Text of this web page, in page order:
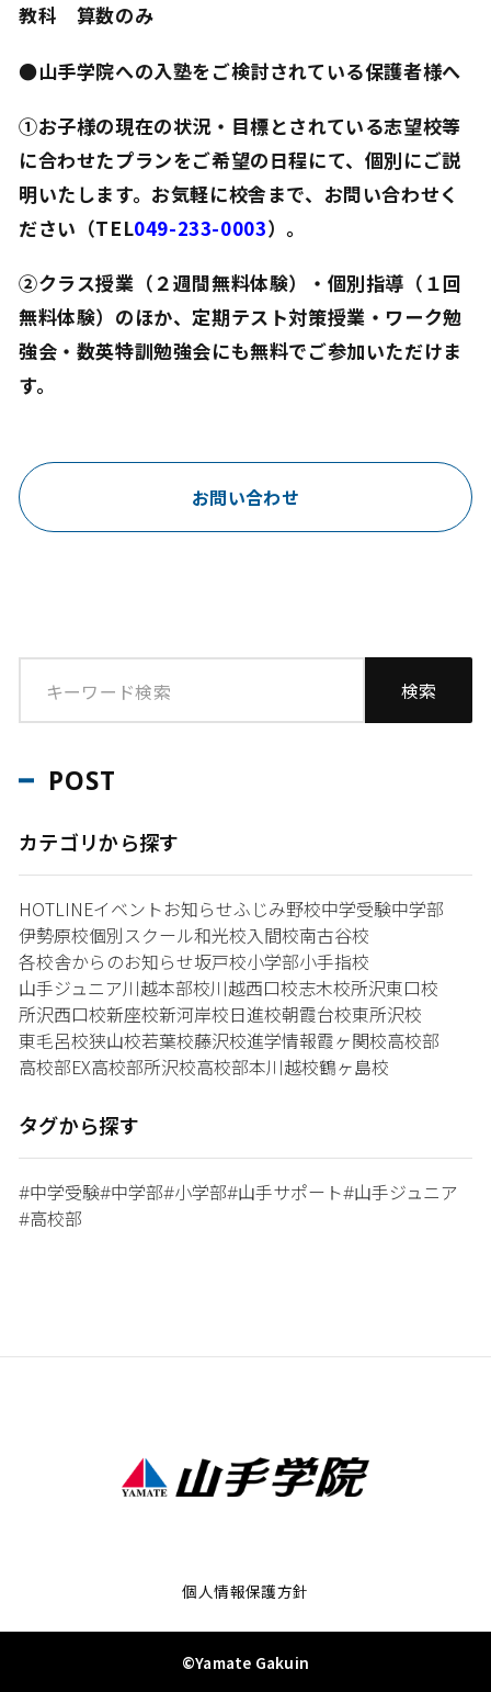
教科 算数のみ
●山手学院への入塾をご検討されている保護者様へ
①お子様の現在の状況・目標とされている志望校等
に合わせたプランをご希望の日程にて、個別にご説
明いたします。お気軽に校舎まで、お問い合わせく
ださい（TEL049-233-0003）。
②クラス授業（２週間無料体験）・個別指導（１回
無料体験）のほか、定期テスト対策授業・ワーク勉
強会・数英特訓勉強会にも無料でご参加いただけま
す。
お問い合わせ
POST
カテゴリから探す
HOTLINEイベントお知らせふじみ野校中学受験中学部
伊勢原校個別スクール和光校入間校南古谷校
各校舎からのお知らせ坂戸校小学部小手指校
山手ジュニア川越本部校川越西口校志木校所沢東口校
所沢西口校新座校新河岸校日進校朝霞台校東所沢校
東毛呂校狭山校若葉校藤沢校進学情報霞ヶ関校高校部
高校部EX高校部所沢校高校部本川越校鶴ヶ島校
タグから探す
#中学受験#中学部#小学部#山手サポート#山手ジュニア
#高校部
個人情報保護方針
©Yamate Gakuin